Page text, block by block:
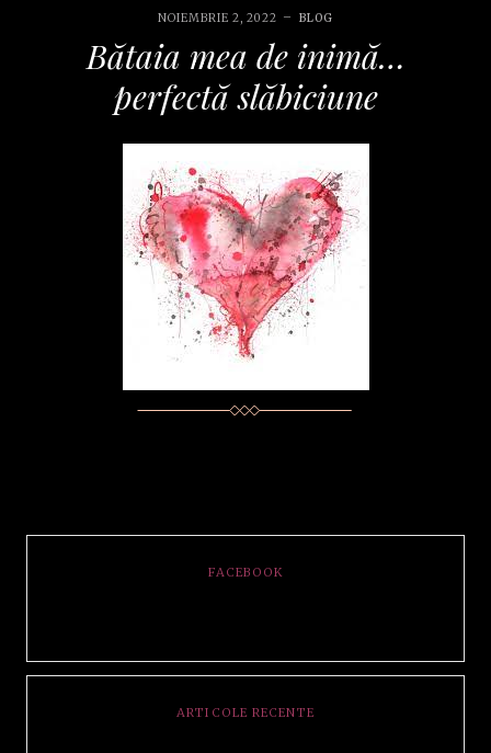
NOIEMBRIE 2, 2022 BLOG
Bătaia mea de inimă…
perfectă slăbiciune
FACEBOOK
ARTICOLE RECENTE